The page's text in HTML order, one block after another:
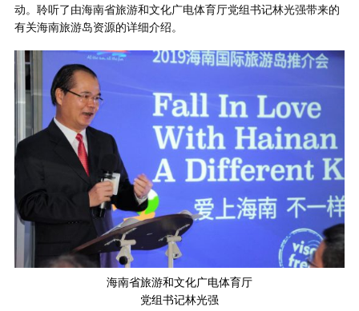
动。聆听了由海南省旅游和文化广电体育厅党组书记林光强带来的
有关海南旅游岛资源的详细介绍。
海南省旅游和文化广电体育厅
党组书记林光强